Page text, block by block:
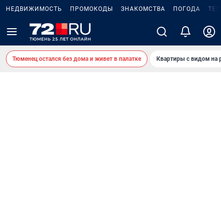
НЕДВИЖИМОСТЬ ПРОМОКОДЫ ЗНАКОМСТВА ПОГОДА
Тюменец остался без дома и живет в палатке Квартиры с видом на